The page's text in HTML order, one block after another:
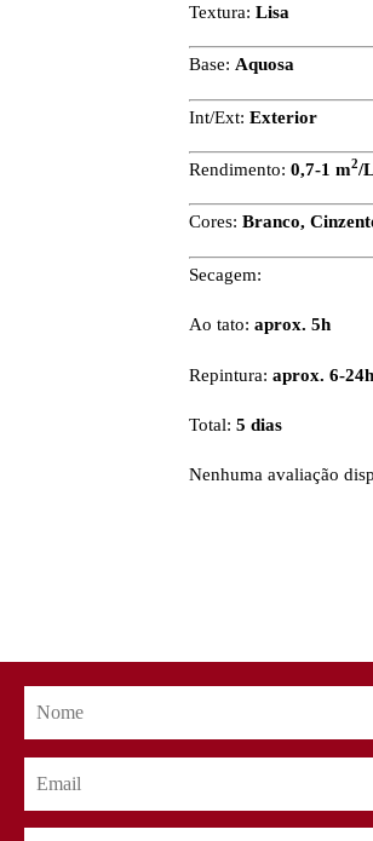
Textura: Lisa
Base: Aquosa
Int/Ext: Exterior
Rendimento: 0,7-1 m2/
Cores: Branco,
Secagem:
Ao tato: aprox. 5h
Repintura: aprox. 6-24h
Total: 5 dias
Nenhuma avaliação